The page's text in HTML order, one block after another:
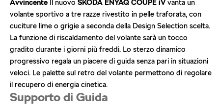
Avvincente Il nuovo ŠKODA ENYAQ COUPÉ iVvanta un
volante sportivo a tre razze rivestito in pelle traforata, con
cuciture lime o grigie a seconda della Design Selection scelta.
La funzione di riscaldamento del volante sarà un tocco
gradito durante i giorni più freddi. Lo sterzo dinamico
progressivo regala un piacere di guida senza pari in situazioni
veloci. Le palette sul retro del volante permettono di regolare
il recupero di energia cinetica.
Supporto di Guida